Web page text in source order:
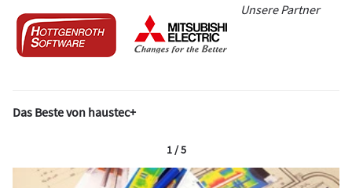
Unsere Partner
Das Beste von haustec+
1 / 5